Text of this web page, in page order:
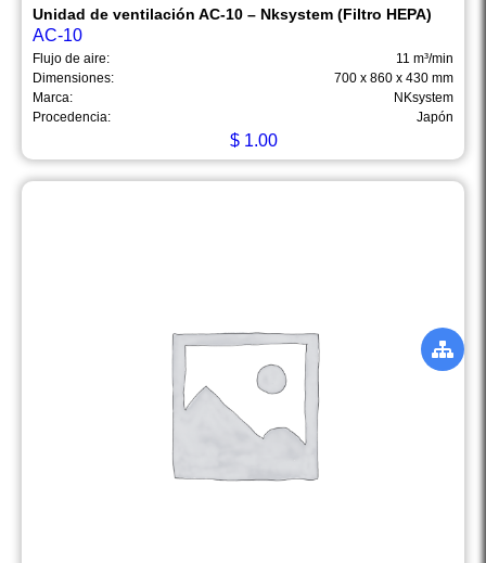
Unidad de ventilación AC-10 – Nksystem (Filtro HEPA)
AC-10
Flujo de aire:
11 m³/min
Dimensiones:
700 x 860 x 430 mm
Marca:
NKsystem
Procedencia:
Japón
$ 1.00